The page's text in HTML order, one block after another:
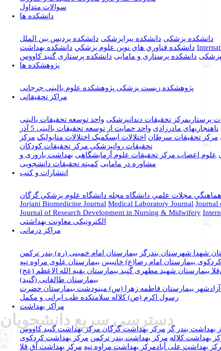
سوالات متداول
دانشکده ها
دانشکده پزشکی دانشکده پیراپزشکی دانشکده پردیس بین الملل
دانشكده فناوري هاي نوين علوم پزشكي دانشکده بهداشت
دانشکده پرستاری و مامایی دانشکده پرستاری گنبد کاووس
پژوهشکده ها
پژوهشکده زیست پزشکی پژوهشکده علوم بالینی جرجانی
مراکز تحقیقاتی
پرستاریمرکز تحقیقات دندانپزشکی واحد توسعه تحقيقات بالینی
ناهنجاریهای مادرزادی واحد حمایت از توسعه تحقیقات بالینی 5 آذر
مرکز تحقیقات سرطان اختلالات ایسکمیک اختلالات متابولیک مركز
تحقيقات روانپزشكي مرکز تحقیقات کودکان
علوم اعصاب مركز تحقيقات علوم آزمایشگاهی بهداشت باروری و
مشاوره در مامايی کمیته تحقیقات دانشجویی
انتشارات و کتب
مجلات علمي دانشگاه مجله دانشگاه علوم پزشکي گرگان
Jorjani Biomedicine Journal Medical Laboratory Journal Journal
Journal of Research Development in Nursing & Midwifery
الکترونیکی معاونت بهداشتی
مراکز درمانی
شهدا شهرستان بندرگز بيمارستان امام خمینی (ره) بندر ترکمن
کردکوی بيمارستان امام رضا(ع) خانببين بيمارستان علوی مراوه تپه
بيمارستان شهید مطهری گنبد بيمارستان بقيه الله الاعظم (عج)
بيمارستان طالقانی (گنبد)
بيمارستان فاطمه زهرا (س) مینودشت بيمارستان حضرت
رسول اکرم (ص) کلاله سلامتکده طب ایرانی و مکمل
مراکز بهداشت
بهداشت بندر گز مرکز بهداشت گرگان مرکز بهداشت گنبد کاووس
بهداشت کلاله مرکز بهداشت بندر ترکمن مرکز بهداشت کردکوی
بهداشت علی آبادمرکز بهداشت مراوه تپه مرکز بهداشت آق قلا
دسترسی سریع دانشجویان
×